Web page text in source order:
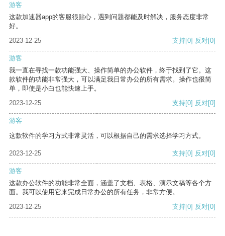
游客
这款加速器app的客服很贴心，遇到问题都能及时解决，服务态度非常
好。
2023-12-25
支持[0] 反对[0]
游客
我一直在寻找一款功能强大、操作简单的办公软件，终于找到了它。这
款软件的功能非常强大，可以满足我日常办公的所有需求。操作也很简
单，即使是小白也能快速上手。
2023-12-25
支持[0] 反对[0]
游客
这款软件的学习方式非常灵活，可以根据自己的需求选择学习方式。
2023-12-25 支持[0] 反对[0]
游客
这款办公软件的功能非常全面，涵盖了文档、表格、演示文稿等各个方
面。我可以使用它来完成日常办公的所有任务，非常方便。
2023-12-25
支持[0] 反对[0]